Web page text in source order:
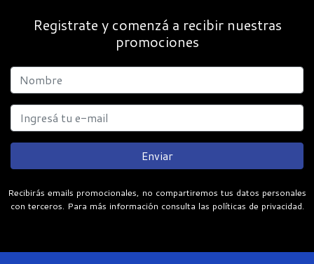
Registrate y comenzá a recibir nuestras
promociones
Enviar
Recibirás emails promocionales, no compartiremos tus datos personales
con terceros. Para más información consulta las políticas de privacidad.